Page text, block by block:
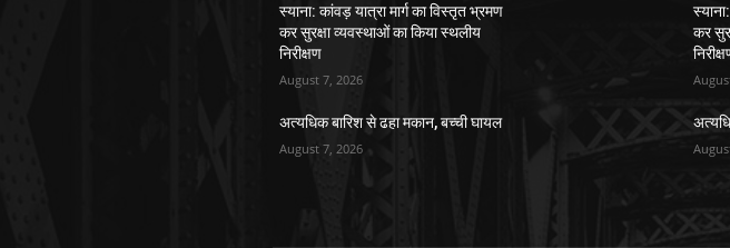
स्याना: कांवड़ यात्रा मार्ग का विस्तृत भ्रमण
कर सुरक्षा व्यवस्थाओं का किया स्थलीय
निरीक्षण
August 7, 2026
अत्यधिक बारिश से ढहा मकान, बच्ची घायल
August 7, 2026
कर